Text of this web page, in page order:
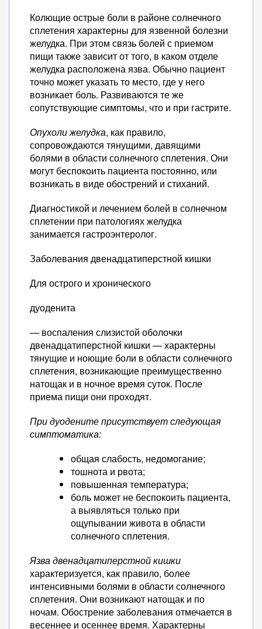
Колющие острые боли в районе солнечного
сплетения характерны для язвенной болезни
желудка. При этом связь болей с приемом
пищи также зависит от того, в каком отделе
желудка расположена язва. Обычно пациент
точно может указать то место, где у него
возникает боль. Развиваются те же
сопутствующие симптомы, что и при гастрите.
Опухоли желудка, как правило,
сопровождаются тянущими, давящими
болями в области солнечного сплетения. Они
могут беспокоить пациента постоянно, или
возникать в виде обострений и стиханий.
Диагностикой и лечением болей в солнечном
сплетении при патологиях желудка
занимается гастроэнтеролог.
Заболевания двенадцатиперстной кишки
Для острого и хронического
дуоденита
— воспаления слизистой оболочки
двенадцатиперстной кишки — характерны
тянущие и ноющие боли в области солнечного
сплетения, возникающие преимущественно
натощак и в ночное время суток. После
приема пищи они проходят.
При дуодените присутствует следующая
симптоматика:
общая слабость, недомогание;
тошнота и рвота;
повышенная температура;
боль может не беспокоить пациента,
а выявляться только при
ощупывании живота в области
солнечного сплетения.
Язва двенадцатиперстной кишки
характеризуется, как правило, более
интенсивными болями в области солнечного
сплетения. Они возникают натощак и по
ночам. Обострение заболевания отмечается в
весеннее и осеннее время. Характерны